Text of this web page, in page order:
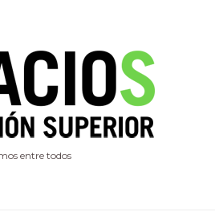
entre todos